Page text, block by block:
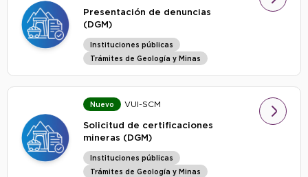
Presentación de denuncias
(DGM)
Instituciones públicas
Trámites de Geología y Minas
Nuevo VUI-SCM
Solicitud de certificaciones
mineras (DGM)
Instituciones públicas
Trámites de Geología y Minas